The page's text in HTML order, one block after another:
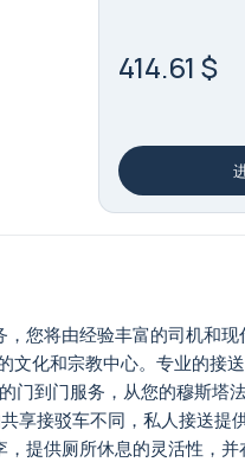
414.61 $
您将由经验丰富的司机和
化和宗教中心。专业的接
门到门服务，从您的穆斯塔
享接驳车不同，私人接送提
提供厕所休息的灵活性，